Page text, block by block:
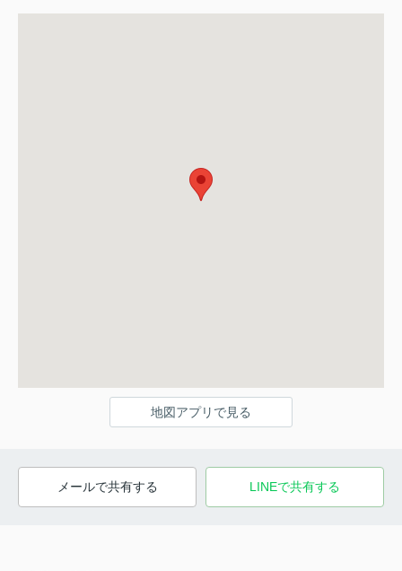
地図アプリで見る
メールで共有する LINEで共有する